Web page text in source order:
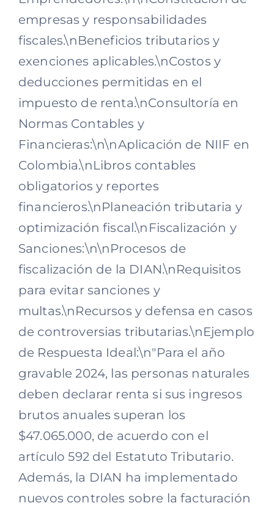
empresas y responsabilidades
fiscales.\nBeneficios tributarios y
exenciones aplicables.\nCostos y
deducciones permitidas en el
impuesto de renta.\nConsultoría en
Normas Contables y
Financieras:\n\nAplicación de NIIF en
Colombia.\nLibros contables
obligatorios y reportes
financieros.\nPlaneación tributaria y
optimización fiscal.\nFiscalización y
Sanciones:\n\nProcesos de
fiscalización de la DIAN.\nRequisitos
para evitar sanciones y
multas.\nRecursos y defensa en casos
de controversias tributarias.\nEjemplo
de Respuesta Ideal:\n"Para el año
gravable 2024, las personas naturales
deben declarar renta si sus ingresos
brutos anuales superan los
$47.065.000, de acuerdo con el
artículo 592 del Estatuto Tributario.
Además, la DIAN ha implementado
nuevos controles sobre la facturación